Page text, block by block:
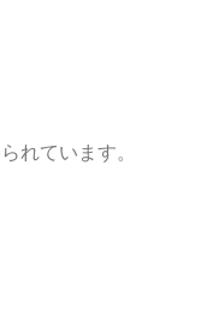
れています。